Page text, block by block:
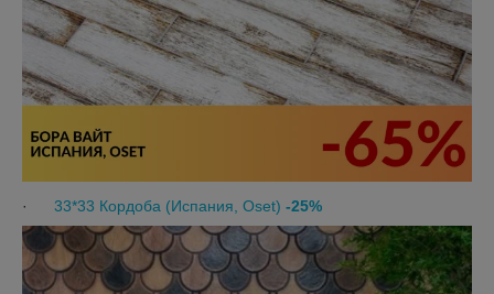
· 33*33 Кордоба (Испания, Oset) -25%